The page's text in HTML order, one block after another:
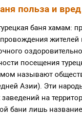
польза и вред
баня хамам:
жителей
посещения
называют
Азии). Эти
на
бани лишь